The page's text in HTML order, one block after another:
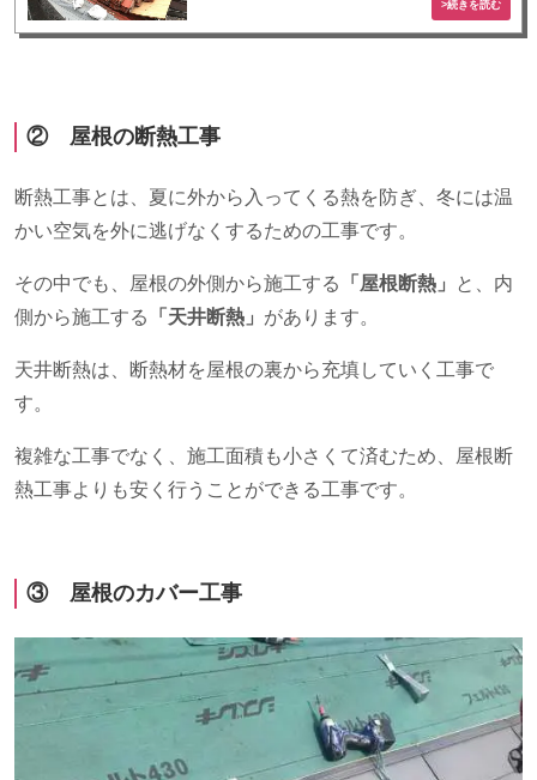
② 屋根の断熱工事
断熱工事とは、夏に外から入ってくる熱を防ぎ、冬には温
かい空気を外に逃げなくするための工事です。
その中でも、屋根の外側から施工する 「屋根断熱」
と、内
側から施工する
「天井断熱」 があります。
天井断熱は、断熱材を屋根の裏から充填していく工事で
す。
複雑な工事でなく、施工面積も小さくて済むため、屋根断
熱工事よりも安く行うことができる工事です。
③ 屋根のカバー工事